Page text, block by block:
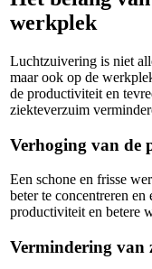
werkplek
Luchtzuivering is niet
maar ook op de
de productiviteit en
ziekteverzuim
Verhoging van de
Een schone en frisse
beter te concentreren
productiviteit en betere
Vermindering van